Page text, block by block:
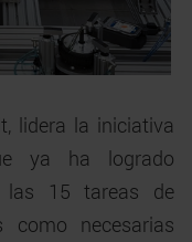
lidera la iniciativa
ya ha logrado
las 15 tareas de
como necesarias